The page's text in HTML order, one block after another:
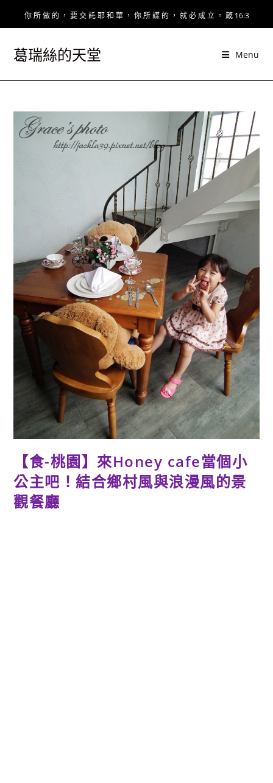
你 所 做 的 ， 要 交 託 耶 和 華 ， 你 所 謀 的 ， 就 必 成 立 。 箴 16:3
葛瑞絲的天堂 Menu
【食-桃園】來Honey cafe當個小
公主吧！結合鄉村風與浪漫風的景
觀餐廳